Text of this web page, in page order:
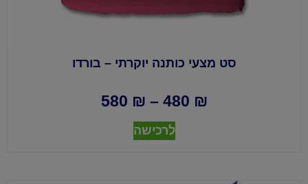
סט מצעי כותנה יוקרתי – בורדו
₪
–
₪
לרכישה